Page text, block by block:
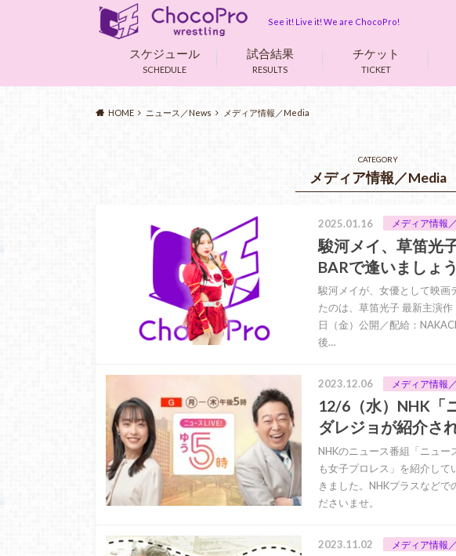
See it! Live it! We are ChocoPro!
SCHEDULE
スケジュール
RESULTS
試合結果
TICKET
チケット
HOME ニュース／News メディア情報／Media
CATEGORY
メディア情報／Media
2025.01.16 メディア情報
駿河メイ、草笛光
BARで逢いましょ
駿河メイが、女優として映画
たのは、草笛光子 最新主演
日（金）公開／配給：
後…
2023.12.06 メディア情報
12/6（水）NHK「
ダレジョが紹介さ
NHKのニュース番組「ニュ
も女子プロレス」を紹介し
きました。NHKプラスなどで
ださいませ。
2023.11.02 メディア情報